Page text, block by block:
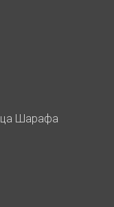
Шарафа